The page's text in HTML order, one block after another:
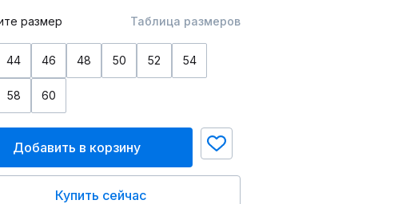
размер Таблица размеров
44 46 48 50 52 54
58 60
Добавить в корзину
Купить сейчас